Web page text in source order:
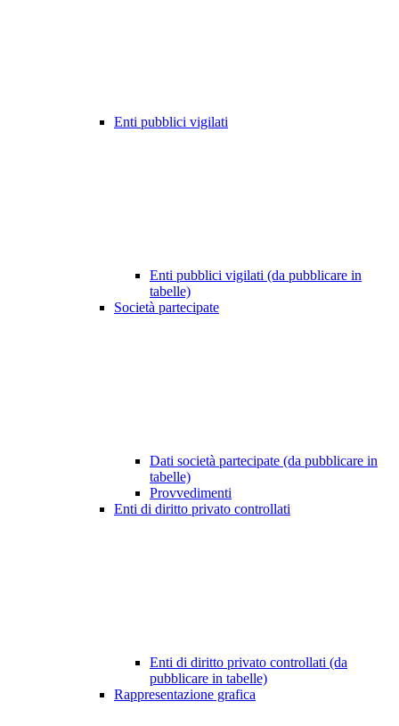
Enti pubblici vigilati
Enti pubblici vigilati (da pubblicare in
tabelle)
Società partecipate
Dati società partecipate (da pubblicare in
tabelle)
Provvedimenti
Enti di diritto privato controllati
Enti di diritto privato controllati (da
pubblicare in tabelle)
Rappresentazione grafica